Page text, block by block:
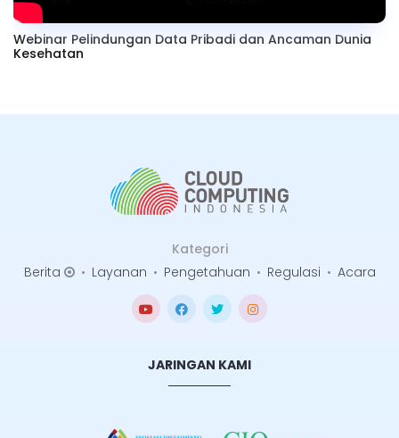
Webinar Pelindungan Data Pribadi dan Ancaman Dunia
Kesehatan
Kategori
Berita
• Layanan • Pengetahuan • Regulasi • Acara
JARINGAN KAMI